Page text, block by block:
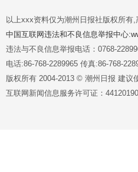
以上xxx资料仅为潮州日报社版权所
中国互联网违法和不良信息举报中心
违法与不良信息举报电话：0768-
电话:86-768-2289965 传真:86-768-
版权所有 2004-2013 © 潮州日报 建议
互联网新闻信息服务许可证：